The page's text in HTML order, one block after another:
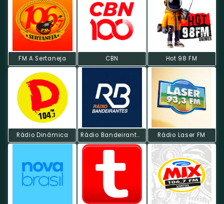
FM A Sertaneja CBN Hot 98 FM
Rádio Dinâmica Rádio Bandeirantes FM Rádio Laser FM